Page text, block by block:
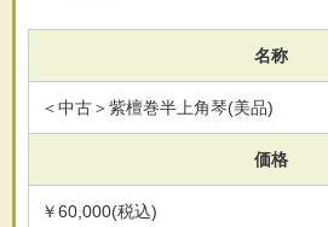
名称
＜中古＞紫檀巻半上角琴(美品)
価格
￥60,000(税込)